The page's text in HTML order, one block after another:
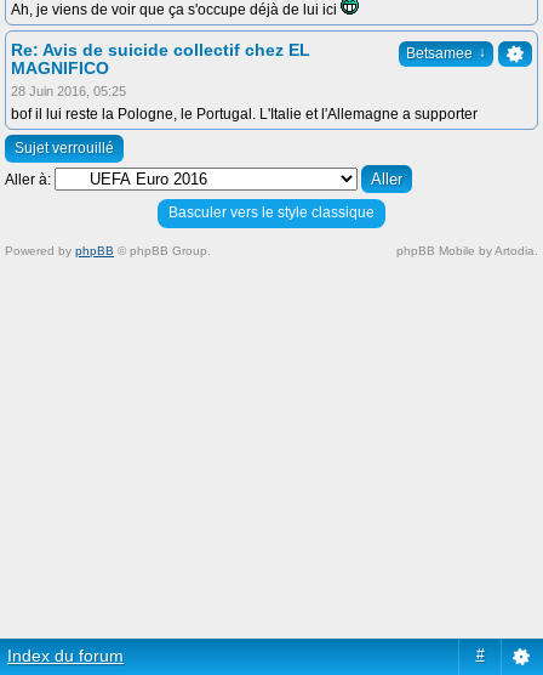
Ah, je viens de voir que ça s'occupe déjà de lui ici
Betsamee ↓
Re: Avis de suicide collectif chez EL
MAGNIFICO
28 Juin 2016, 05:25
bof il lui reste la Pologne, le Portugal. L'Italie et l'Allemagne a supporter
Sujet verrouillé
Aller à:
Basculer vers le style classique
Powered by phpBB © phpBB Group. phpBB Mobile by Artodia.
Index du forum #